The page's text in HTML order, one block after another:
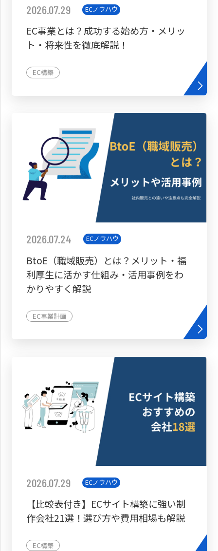
2026.07.29 ECノウハウ
EC事業とは？成功する始め方・メリッ
ト・将来性を徹底解説！
EC構築
2026.07.24 ECノウハウ
BtoE（職域販売）とは？メリット・福
利厚生に活かす仕組み・活用事例をわ
かりやすく解説
EC事業計画
2026.07.29 ECノウハウ
【比較表付き】ECサイト構築に強い制
作会社21選！選び方や費用相場も解説
EC構築